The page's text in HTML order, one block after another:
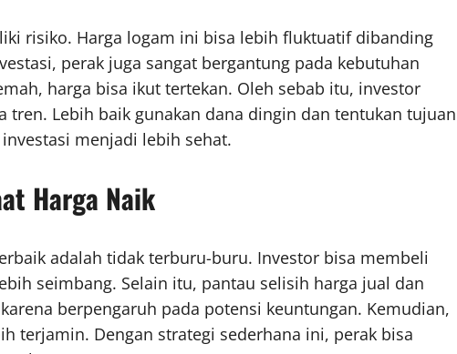
risiko. Harga logam ini bisa lebih fluktuatif dibanding
perak juga sangat bergantung pada kebutuhan
harga bisa ikut tertekan. Oleh sebab itu, investor
tren. Lebih baik gunakan dana dingin dan tentukan tujuan
menjadi lebih sehat.
Harga Naik
adalah tidak terburu-buru. Investor bisa membeli
seimbang. Selain itu, pantau selisih harga jual dan
berpengaruh pada potensi keuntungan. Kemudian,
terjamin. Dengan strategi sederhana ini, perak bisa